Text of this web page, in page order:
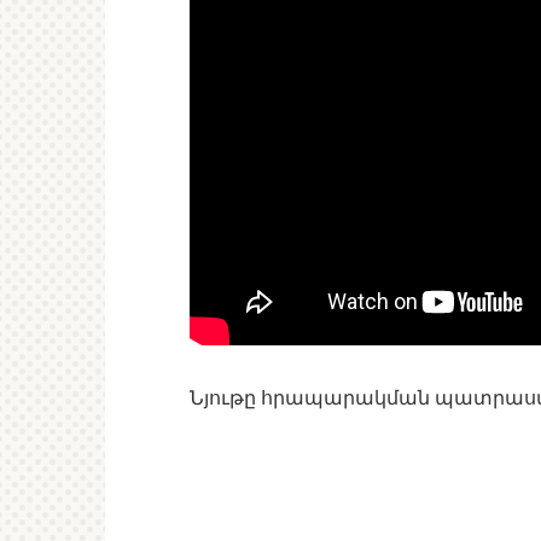
Նյութը հրապարակման